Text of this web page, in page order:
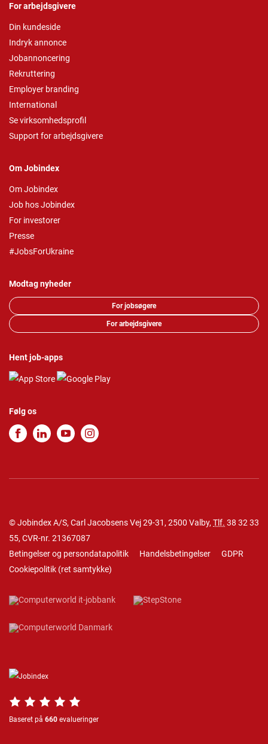
For arbejdsgivere
Din kundeside
Indryk annonce
Jobannoncering
Rekruttering
Employer branding
International
Se virksomhedsprofil
Support for arbejdsgivere
Om Jobindex
Om Jobindex
Job hos Jobindex
For investorer
Presse
#JobsForUkraine
Modtag nyheder
For jobsøgere
For arbejdsgivere
Hent job-apps
Følg os
© Jobindex A/S, Carl Jacobsens Vej 29-31, 2500 Valby, Tlf. 38 32 33
55, CVR-nr. 21367087
Betingelser og persondatapolitik
Handelsbetingelser
GDPR
Cookiepolitik (ret samtykke)
Baseret på 660 evalueringer